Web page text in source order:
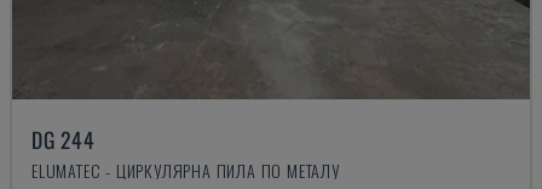
DG 244
ELUMATEC - ЦИРКУЛЯРНА ПИЛА ПО МЕТАЛУ